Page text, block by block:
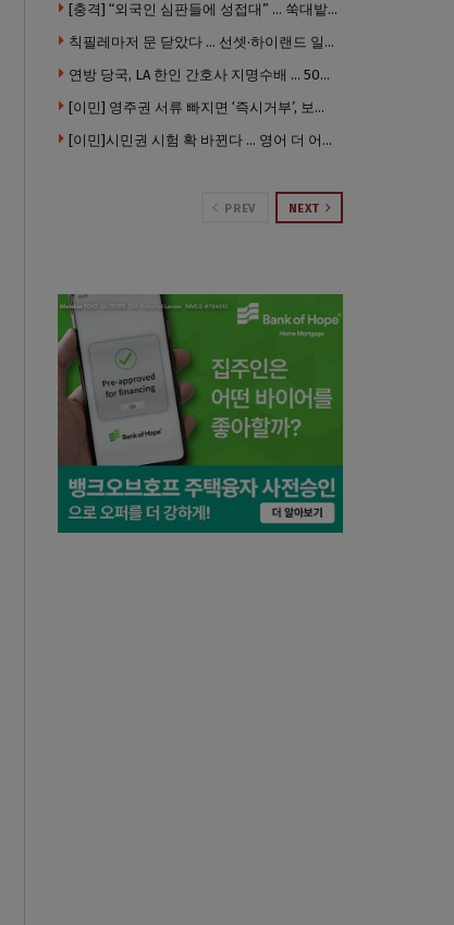
[충격] “외국인 심판들에 성접대” … 쑥대밭된 축협 어디까지 추락하나
칙필레마저 문 닫았다 … 선셋·하이랜드 일대 ‘황량한 거리’로
연방 당국, LA 한인 간호사 지명수배 … 500만 달러 메디캐어 사기, 선고 직전 한국 도주
[이민] 영주권 서류 빠지면 ‘즉시거부’, 보완기회 없다 … 이민심사 8월부터 확 바뀐다
[이민]시민권 시험 확 바뀐다 … 영어 더 어렵게, 민간시험 도입 추진
PREV NEXT